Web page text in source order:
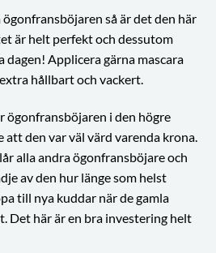
så är det den här
är helt perfekt och dessutom
dagen! Applicera gärna mascara
hållbart och vackert.
ögonfransböjaren i den högre
att den var väl värd varenda krona.
alla andra ögonfransböjare och
av den hur länge som helst
till nya kuddar när de gamla
Det här är en bra investering helt